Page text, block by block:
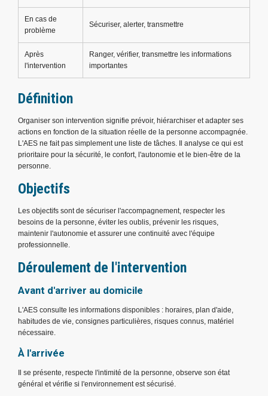
En cas de
problème
Sécuriser, alerter, transmettre
Après
l'intervention
Ranger, vérifier, transmettre les informations
importantes
Définition
Organiser son intervention signifie prévoir, hiérarchiser et adapter ses
actions en fonction de la situation réelle de la personne accompagnée.
L'AES ne fait pas simplement une liste de tâches. Il analyse ce qui est
prioritaire pour la sécurité, le confort, l'autonomie et le bien-être de la
personne.
Objectifs
Les objectifs sont de sécuriser l'accompagnement, respecter les
besoins de la personne, éviter les oublis, prévenir les risques,
maintenir l'autonomie et assurer une continuité avec l'équipe
professionnelle.
Déroulement de l'intervention
Avant d'arriver au domicile
L'AES consulte les informations disponibles : horaires, plan d'aide,
habitudes de vie, consignes particulières, risques connus, matériel
nécessaire.
À l'arrivée
Il se présente, respecte l'intimité de la personne, observe son état
général et vérifie si l'environnement est sécurisé.